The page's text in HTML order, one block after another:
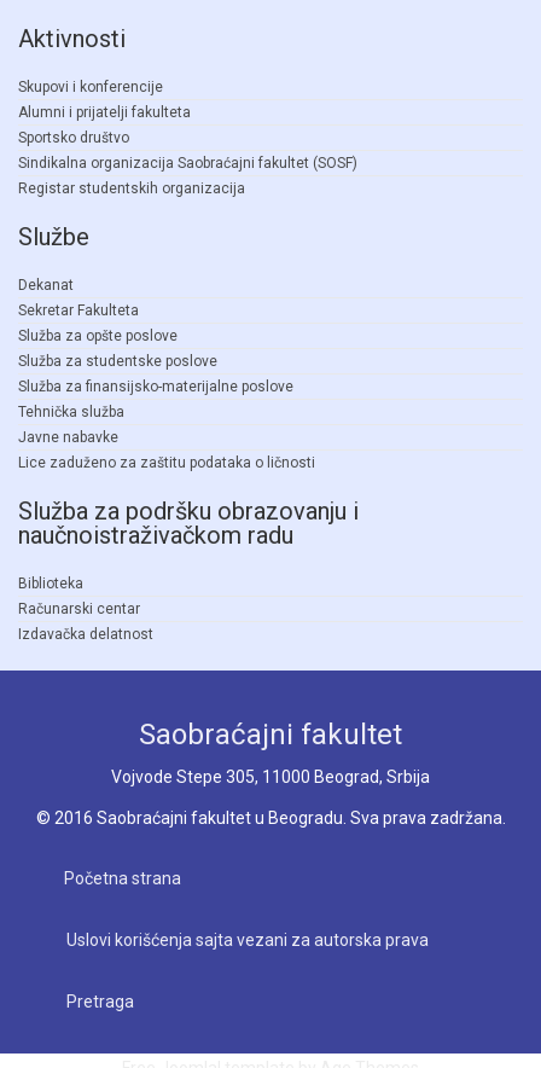
Aktivnosti
Skupovi i konferencije
Alumni i prijatelji fakulteta
Sportsko društvo
Sindikalna organizacija Saobraćajni fakultet (SOSF)
Registar studentskih organizacija
Službe
Dekanat
Sekretar Fakulteta
Služba za opšte poslove
Služba za studentske poslove
Služba za finansijsko-materijalne poslove
Tehnička služba
Javne nabavke
Lice zaduženo za zaštitu podataka o ličnosti
Služba za podršku obrazovanju i
naučnoistraživačkom radu
Biblioteka
Računarski centar
Izdavačka delatnost
Saobraćajni fakultet
Vojvode Stepe 305, 11000 Beograd, Srbija
© 2016 Saobraćajni fakultet u Beogradu. Sva prava zadržana.
Početna strana
Uslovi korišćenja sajta vezani za autorska prava
Pretraga